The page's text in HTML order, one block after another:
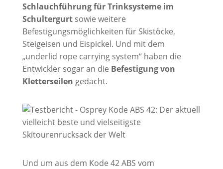
Schlauchführung für Trinksysteme im
Schultergurtsowie weitere
Befestigungsmöglichkeiten für Skistöcke,
Steigeisen und Eispickel. Und mit dem
„underlid rope carrying system“ haben die
Entwickler sogar an die Befestigung von
Kletterseilen gedacht.
Und um aus dem Kode 42 ABS vom